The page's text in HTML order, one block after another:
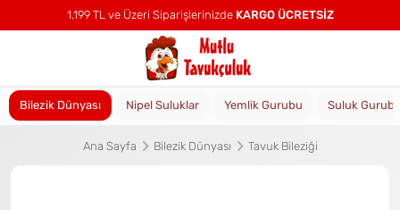
1.199 TL ve Üzeri Siparişlerinizde KARGO ÜCRETSİZ
Bilezik Dünyası Nipel Suluklar Yemlik Gurubu Suluk
Ana Sayfa Bilezik Dünyası Tavuk Bileziği